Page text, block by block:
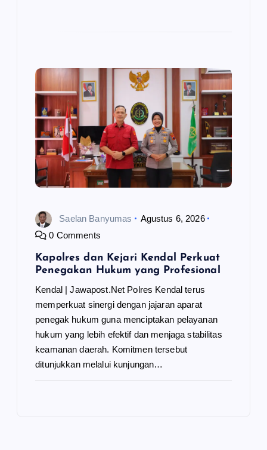
Saelan Banyumas
Agustus 6, 2026
0 Comments
Kapolres dan Kejari Kendal Perkuat
Penegakan Hukum yang Profesional
Kendal | Jawapost.Net Polres Kendal terus
memperkuat sinergi dengan jajaran aparat
penegak hukum guna menciptakan pelayanan
hukum yang lebih efektif dan menjaga stabilitas
keamanan daerah. Komitmen tersebut
ditunjukkan melalui kunjungan…